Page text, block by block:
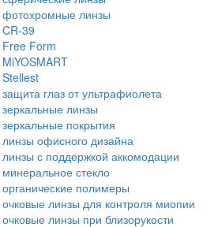
фотохромные линзы
CR-39
Free Form
MiYOSMART
Stellest
защита глаз от ультрафиолета
зеркальные линзы
зеркальные покрытия
линзы офисного дизайна
линзы с поддержкой аккомодации
минеральное стекло
органические полимеры
очковые линзы для контроля миопии
очковые линзы при близорукости